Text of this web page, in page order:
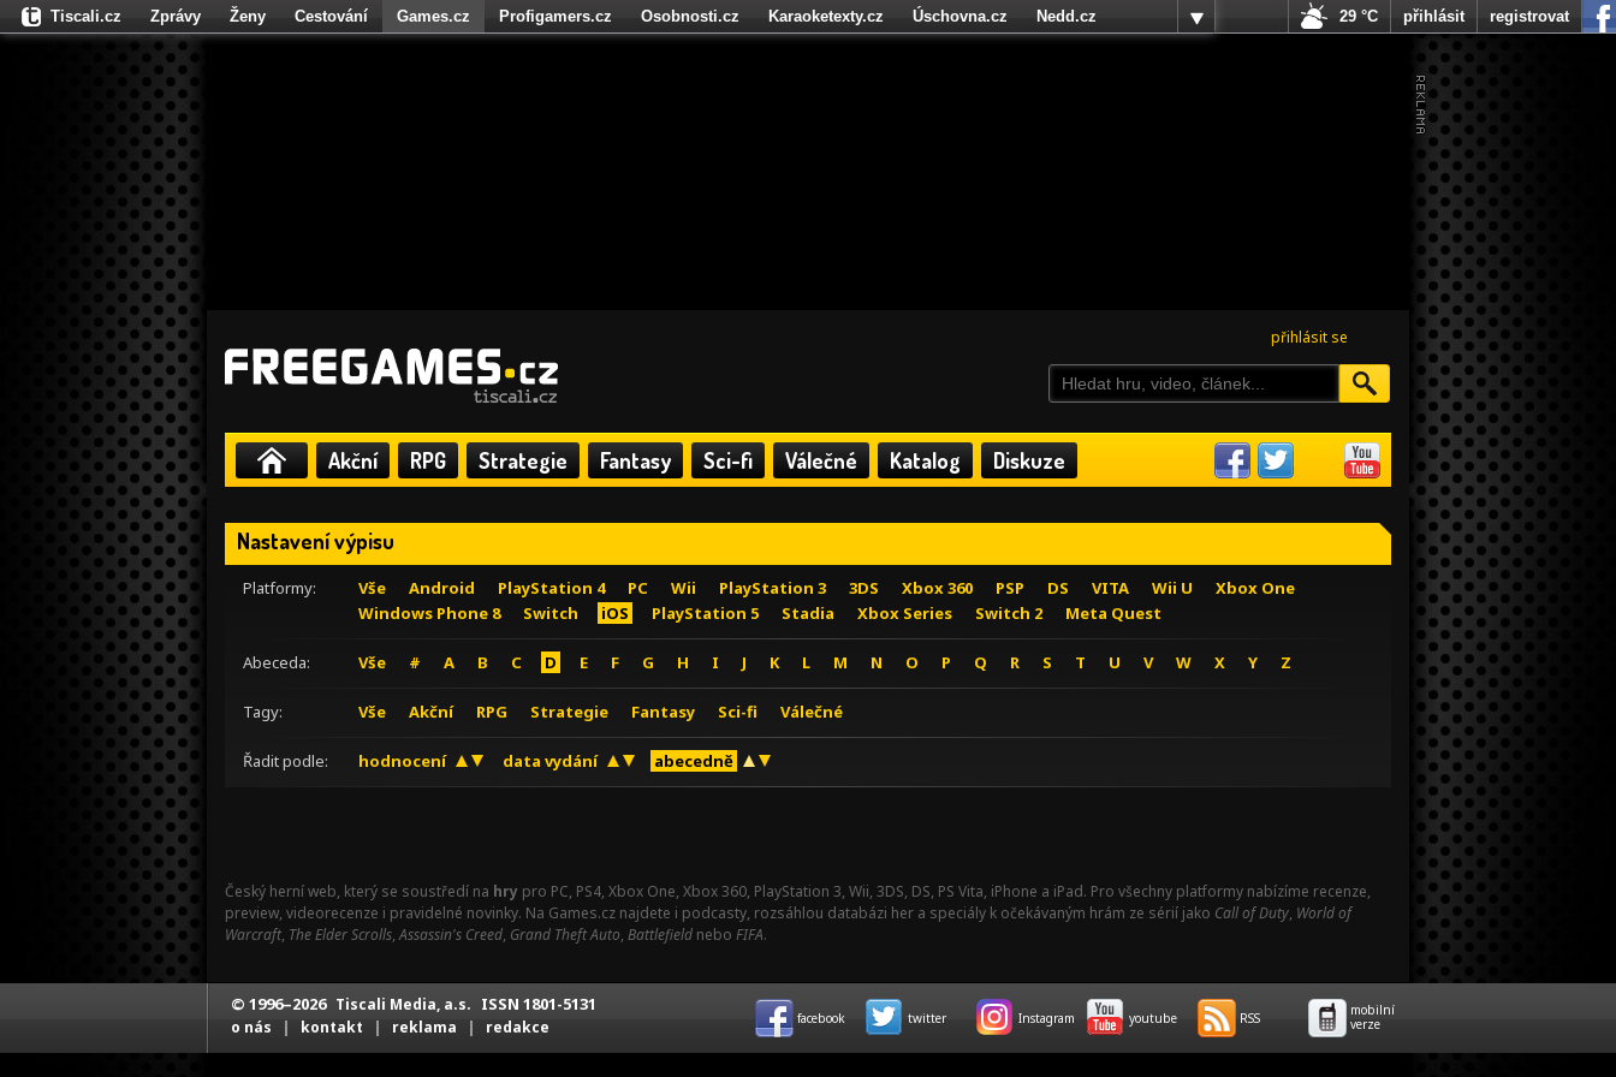
přihlásit se
Akční RPG Strategie Fantasy Sci-fi Válečné Katalog Diskuze
Nastavení výpisu
Platformy: Vše Android PlayStation 4 PC Wii PlayStation 3 3DS Xbox 360 PSP DS VITA Wii U
Xbox One
Windows Phone 8
Switch iOS PlayStation 5 Stadia Xbox Series Switch 2 Meta Quest
Abeceda: Vše # A B C D E F G H I J K L M N O P Q R S T U V W X Y Z
Tagy: Vše Akční RPG Strategie Fantasy Sci-fi Válečné
Řadit podle: hodnocení data vydání abecedně
Český herní web, který se soustředí na hry pro PC, PS4, Xbox One, Xbox 360, PlayStation 3, Wii, 3DS, DS, PS Vita, iPhone a iPad. Pro všechny platformy nabízíme recenze,
preview, videorecenze i pravidelné novinky. Na Games.cz najdete i podcasty, rozsáhlou databázi her a speciály k očekávaným hrám ze sérií jako Call of Duty, World of
Warcraft, The Elder Scrolls,Assassin's Creed, Grand Theft Auto, Battlefield nebo FIFA.
Tiscali.cz Zprávy Ženy Cestování Games.cz Profigamers.cz Osobnosti.cz Karaoketexty.cz Úschovna.cz
Nedd.cz
Fights.cz
29 °C přihlásit registrovat
© 1996–2026 Tiscali Media, a.s. ISSN 1801-5131
o nás | kontakt | reklama | redakce facebook twitter Instagram youtube RSS
mobilní
verze